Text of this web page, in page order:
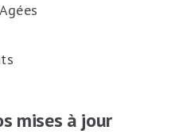
mises à jour